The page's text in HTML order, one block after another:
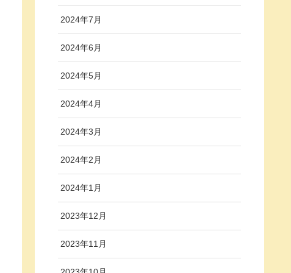
2024年7月
2024年6月
2024年5月
2024年4月
2024年3月
2024年2月
2024年1月
2023年12月
2023年11月